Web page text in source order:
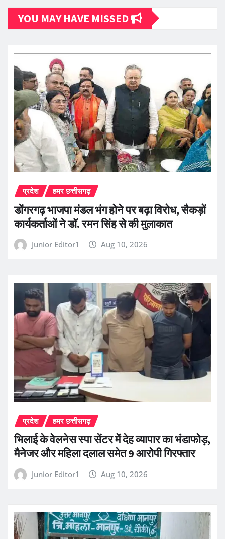
YOU MAY HAVE MISSED
प्रदेश हमर छत्तीसगढ़
डोंगरगढ़ भाजपा मंडल भंग होने पर बढ़ा विरोध, सैकड़ों
कार्यकर्ताओं ने डॉ. रमन सिंह से की मुलाकात
Junior Editor1 Aug 10, 2026
प्रदेश हमर छत्तीसगढ़
भिलाई के वेलनेस स्पा सेंटर में देह व्यापार का भंडाफोड़,
मैनेजर और महिला दलाल समेत 9 आरोपी गिरफ्तार
Junior Editor1 Aug 10, 2026